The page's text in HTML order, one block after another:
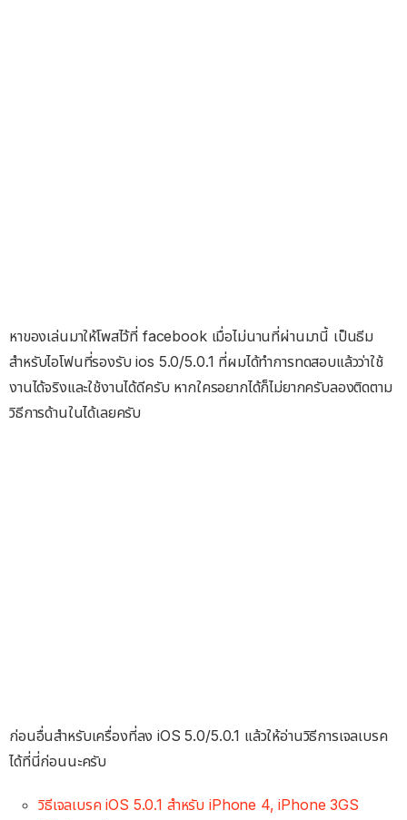
หาของเล่นมาให้โพสไว้ที่ facebook เมื่อไม่นานที่ผ่านมานี้ เป็นธีม
สำหรับไอโฟนที่รองรับ ios 5.0/5.0.1 ที่ผมได้ทำการทดสอบแล้วว่าใช้
งานได้จริงและใช้งานได้ดีครับ หากใครอยากได้ก็ไม่ยากครับลองติดตาม
วิธีการด้านในได้เลยครับ
ก่อนอื่นสำหรับเครื่องที่ลง iOS 5.0/5.0.1 แล้วให้อ่านวิธีการเจลเบรค
ได้ที่นี่ก่อนนะครับ
วิธีเจลเบรค iOS 5.0.1 สำหรับ iPhone 4, iPhone 3GS